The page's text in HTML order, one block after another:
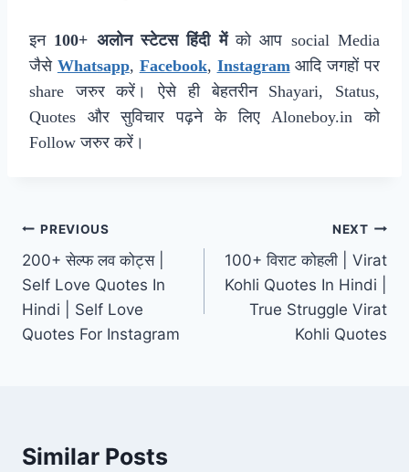
इन 100+ अलोन स्टेटस हिंदी मेंको आप social Media
जैसे Whatsapp, Facebook, Instagramआदि जगहों पर
share जरुर करें। ऐसे ही बेहतरीन Shayari, Status,
Quotes और सुविचार पढ़ने के लिए Aloneboy.in को
Follow जरुर करें।
Post
navigation
PREVIOUS
200+ सेल्फ लव कोट्स |
Self Love Quotes In
Hindi | Self Love
Quotes For Instagram
NEXT
100+ विराट कोहली | Virat
Kohli Quotes In Hindi |
True Struggle Virat
Kohli Quotes
Similar Posts